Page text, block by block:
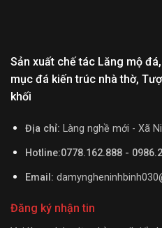
Sản xuất chế tác Lăng mộ
mục đá kiến trúc nhà thờ,
khối
Địa chỉ: Làng nghề mới - Xã
Hotline:0778.162.888 -
Email:
Đăng ký nhận tin